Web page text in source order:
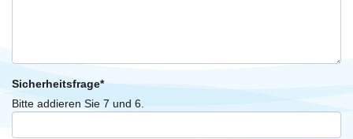
Sicherheitsfrage*
Bitte addieren Sie 7 und 6.